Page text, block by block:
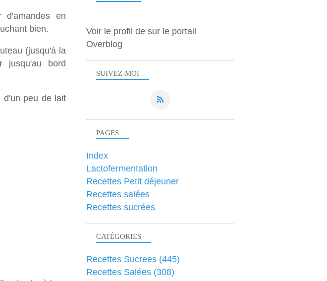
d'amandes en
bien.
(jusqu'à la
jusqu'au bord
d'un peu de lait
SUIVEZ-MOI
Voir le profil de sur le portail
Overblog
PAGES
Index
Lactofermentation
Recettes Petit déjeuner
Recettes salées
Recettes sucrées
CATÉGORIES
Recettes Sucrees (445)
Recettes Salées (308)